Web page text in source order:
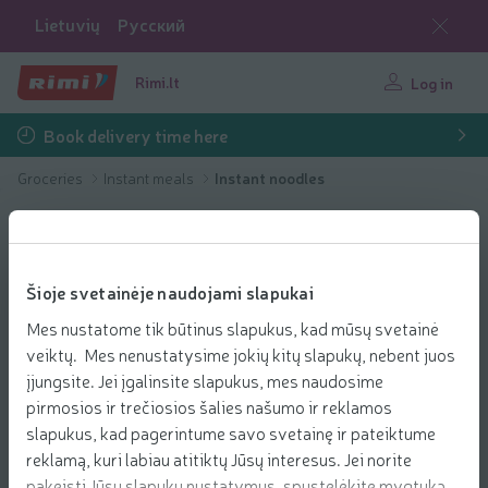
Šioje svetainėje naudojami slapukai
Mes nustatome tik būtinus slapukus, kad mūsų svetainė
veiktų. Mes nenustatysime jokių kitų slapukų, nebent juos
įjungsite. Jei įgalinsite slapukus, mes naudosime
pirmosios ir trečiosios šalies našumo ir reklamos
slapukus, kad pagerintume savo svetainę ir pateiktume
reklamą, kuri labiau atitiktų Jūsų interesus. Jei norite
Lietuvių Русский
Rimi.lt Log in
Book delivery time here
Groceries Instant meals Instant noodles